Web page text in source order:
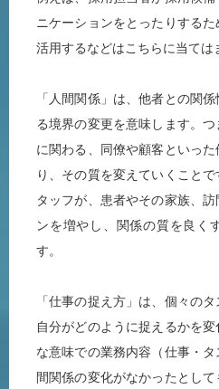
ニケーションをとったりする
活用するなどはこちらに当ては
「人間関係」は、他者との関
る境界の変更を意味します。
に関わる、同僚や顧客といっ
り、その質を変えていくこと
タッフが、患者やその家族、
ンを増やし、関係の質を良く
す。
「仕事の捉え方」は、個々の
自分がどのように捉えるかを
な意味での業務内容（仕事・
間関係の変化がなかったとし